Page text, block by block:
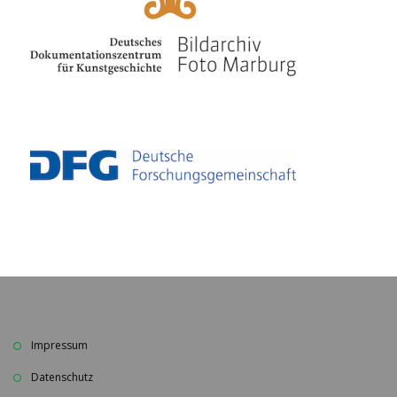
Impressum
Datenschutz